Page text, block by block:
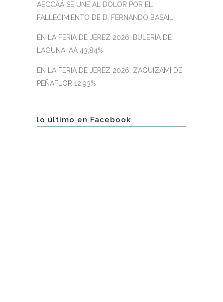
AECCAÁ SE UNE AL DOLOR POR EL
FALLECIMIENTO DE D. FERNANDO BASAIL
EN LA FERIA DE JEREZ 2026: BULERÍA DE
LAGUNA, AA 43,84%
EN LA FERIA DE JEREZ 2026: ZAQUIZAMÍ DE
PEÑAFLOR 12,93%
lo último en Facebook